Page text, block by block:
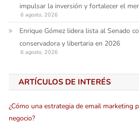
impulsar la inversión y fortalecer el
6 agosto, 2026
Enrique Gómez lidera lista al Senado
conservadora y libertaria en 2026
6 agosto, 2026
ARTÍCULOS DE INTERÉS
¿Cómo una estrategia de email marketing
negocio?